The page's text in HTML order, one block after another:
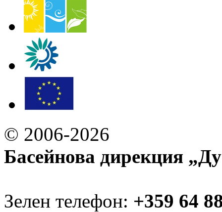
© 2006-2026
Басейнова дирекция
Зелен телефон: +359 64